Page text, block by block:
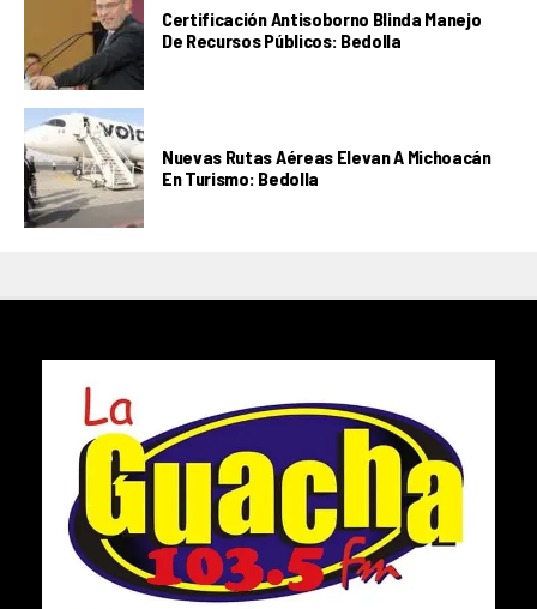
Certificación Antisoborno Blinda Manejo
De Recursos Públicos: Bedolla
Nuevas Rutas Aéreas Elevan A Michoacán
En Turismo: Bedolla